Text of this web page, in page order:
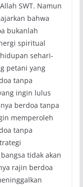
SWT. Namun
bahwa
bukanlah
spiritual
sehari-
petani yang
tanpa
ingin lulus
berdoa tanpa
memperoleh
tanpa
tidak akan
rajin berdoa